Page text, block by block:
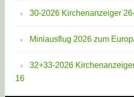
30-2026 Kirchenanzeiger
Miniausflug 2026 zum
32+33-2026
16